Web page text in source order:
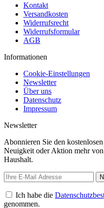
Kontakt
Versandkosten
Widerrufsrecht
Widerrufsformular
AGB
Informationen
Cookie-Einstellungen
Newsletter
Über uns
Datenschutz
Impressum
Newsletter
Abonnieren Sie den
Neuigkeit oder Aktion mehr
Haushalt.
Ich habe die
genommen.